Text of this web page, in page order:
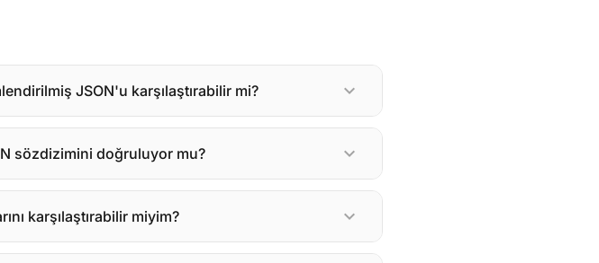
JSON'u karşılaştırabilir mi? expand_more
sözdizimini doğruluyor mu? expand_more
karşılaştırabilir miyim? expand_more